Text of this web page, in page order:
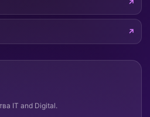
IT and Digital.